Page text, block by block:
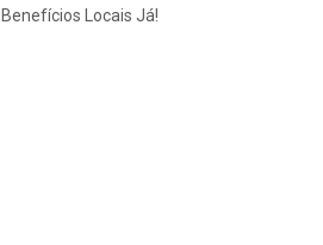
Benefícios Locais Já!